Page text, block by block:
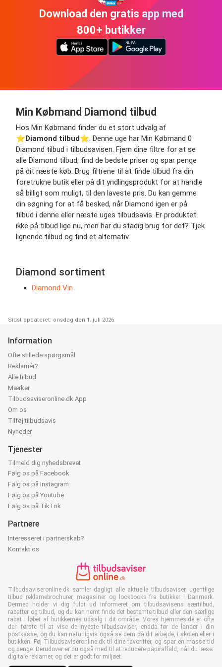
Download den gratis app med
800+ butikker
Min Købmand Diamond tilbud
Hos Min Købmand finder du et stort udvalg af
⭐️Diamond tilbud⭐️. Denne uge har Min Købmand 0
Diamond tilbud i tilbudsavisen. Fjern dine filtre for at se
alle Diamond tilbud, find de bedste priser og spar penge
på dit næste køb. Brug filtrene til at finde tilbud fra din
foretrukne butik eller på dit yndlingsprodukt for at handle
så billigt som muligt, til den laveste pris. Du kan gemme
din søgning for at få besked, når Diamond igen er på
tilbud i denne eller næste uges tilbudsavis. Er produktet
ikke på tilbud lige nu, men har du stadig brug for det? Tjek
lignende tilbud og find et alternativ.
Diamond sortiment
Diamond Vin
Sidst opdateret: onsdag den 1. juli 2026
Information
Ofte stillede spørgsmål
Reklamér?
Alle tilbud
Mærker
Tilbudsaviseronline.dk App
Om os
Tilføj tilbudsavis
Nyheder
Tjenester
Tilmeld dig nyhedsbrevet
Følg os på Facebook
Følg os på Instagram
Følg os på Youtube
Følg os på TikTok
Partnere
Interesseret i partnerskab?
Kontakt os
Tilbudsaviseronline.dk samler dagligt alle aktuelle tilbudsaviser, ugentlige
tilbud reklamebrochurer, magasiner og lookbooks fra butikker i Danmark.
Dermed holder vi dig fuldt ud informeret om tilbudsavisens særtilbud,
rabatter og tilbud, og du kan nemt finde det bestemte tilbud eller den særlige
rabat i løbet af butikkernes udsalg i dit område. Vores hjemmeside er ofte
den første til at vise de nyeste tilbudsaviser, endda før de lander i din
postkasse, og du kan naturligvis også se dem på dit arbejde, i skolen eller i
butikken. Føj Tilbudsaviseronline.dk til dine favoritter, og spar en masse tid
og penge. Derudover er du også med til at reducere papiraffald, når du læser
digitale reklamer, og det er godt for miljøet.